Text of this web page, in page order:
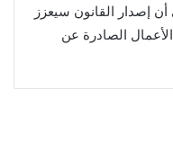
أن إصدار القانون سيعزز
الصادرة عن